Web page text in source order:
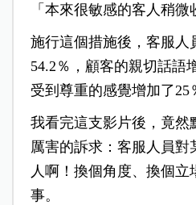
「本來很敏感的客人稍微
施行這個措施後，客服人
54.2％，顧客的親切話語
受到尊重的感覺增加了25
我看完這支影片後，竟然
厲害的訴求：客服人員對
人啊！換個角度、換個
事。